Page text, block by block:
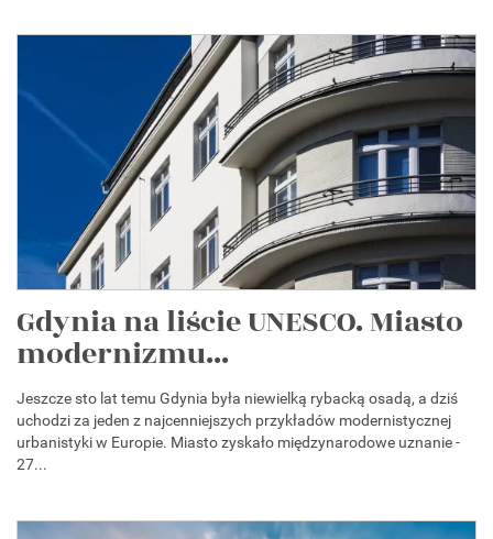
Gdynia na liście UNESCO. Miasto
modernizmu...
Jeszcze sto lat temu Gdynia była niewielką rybacką osadą, a dziś
uchodzi za jeden z najcenniejszych przykładów modernistycznej
urbanistyki w Europie. Miasto zyskało międzynarodowe uznanie -
27...